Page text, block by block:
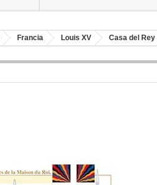
Francia Louis XV Casa del Rey